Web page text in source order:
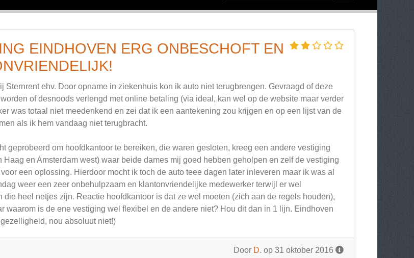
EINDHOVEN ERG ONBESCHOFT EN
Sternrent ehv. Door opname in ziekenhuis kon ik auto niet terugbrengen. Gevraagd of deze
of desnoods verlengd met online betaling (via ideal, kan wel op de website maar verder
was totaal niet meedenkend en zei dat ik een aantekening zou krijgen en op een lijst van de
als ik hem vandaag niet terugbracht.
geprobeerd om hoofdkantoor te bereiken, die waren gesloten, kreeg een andere vestiging
Haag en Amsterdam west) waar beide dames mij goed hebben geholpen en zelf de vestiging
een oplossing. Hierdoor mocht ik toch de auto teee dagen later inleveren maar ik was al
weer een zeer onbehulpzaam en klantonvriendelijke medewerker terwijl er wel
die heel netjes zijn. Reactie hoofdkantoor is dat ze wel moeten (zich aan de regels houden),
waarom is de ene vestiging wel flexibel en de andere niet? Hou dit dan in 1 lijn. Eindhoven
nou absoluut niet!)
Door D. op 31 oktober 2016